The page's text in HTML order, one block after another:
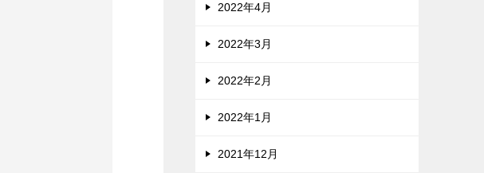
2022年4月
2022年3月
2022年2月
2022年1月
2021年12月